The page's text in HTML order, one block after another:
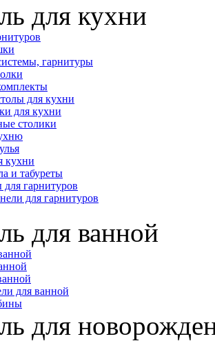
для кухни
гарнитуры
для кухни
для кухни
столики
кухни
и табуреты
гарнитуров
для гарнитуров
для ванной
для ванной
для